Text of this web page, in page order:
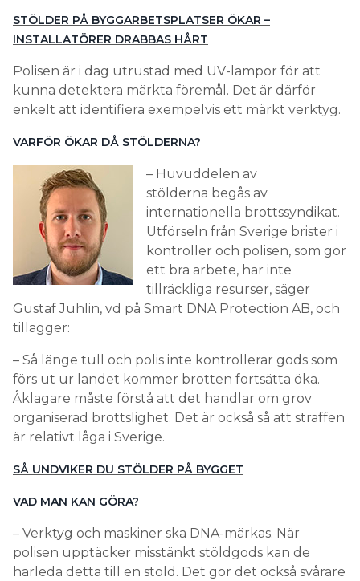
STÖLDER PÅ BYGGARBETSPLATSER ÖKAR –
INSTALLATÖRER DRABBAS HÅRT
Polisen är i dag utrustad med UV-lampor för att
kunna detektera märkta föremål. Det är därför
enkelt att identifiera exempelvis ett märkt verktyg.
VARFÖR ÖKAR DÅ STÖLDERNA?
– Huvuddelen av
stölderna begås av
internationella brottssyndikat.
Utförseln från Sverige brister i
kontroller och polisen, som gör
ett bra arbete, har inte
tillräckliga resurser, säger
Gustaf Juhlin, vd på Smart DNA Protection AB, och
tillägger:
– Så länge tull och polis inte kontrollerar gods som
förs ut ur landet kommer brotten fortsätta öka.
Åklagare måste förstå att det handlar om grov
organiserad brottslighet. Det är också så att straffen
är relativt låga i Sverige.
SÅ UNDVIKER DU STÖLDER PÅ BYGGET
VAD MAN KAN GÖRA?
– Verktyg och maskiner ska DNA-märkas. När
polisen upptäcker misstänkt stöldgods kan de
härleda detta till en stöld. Det gör det också svårare